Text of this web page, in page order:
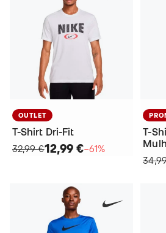
OUTLET
T-Shirt Dri-Fit
32,99 €12,99 €−61%
T-